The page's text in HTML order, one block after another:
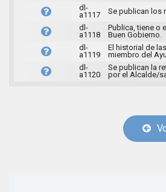
dl-
a1117
Se publican los
dl-
a1118
Publica, tiene o
Buen Gobierno.
dl-
a1119
El historial de
miembro del
dl-
a1120
Se publican la
por el Alcalde/